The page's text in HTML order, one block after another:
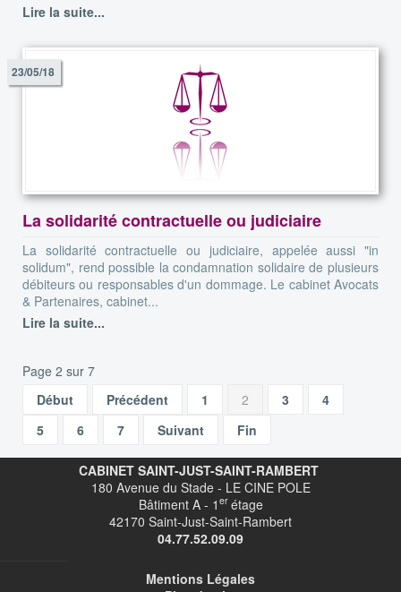
Lire la suite...
23/05/18
La solidarité contractuelle ou judiciaire
La solidarité contractuelle ou judiciaire, appelée aussi "in
solidum", rend possible la condamnation solidaire de plusieurs
débiteurs ou responsables d'un dommage. Le cabinet Avocats
& Partenaires, cabinet...
Lire la suite...
Page 2 sur 7
Début
Précédent 1 2 3
4
5
6 7 Suivant Fin
CABINET SAINT-JUST-SAINT-RAMBERT
180 Avenue du Stade - LE CINE POLE
Bâtiment A - 1 er étage
42170 Saint-Just-Saint-Rambert
04.77.52.09.09
Mentions Légales